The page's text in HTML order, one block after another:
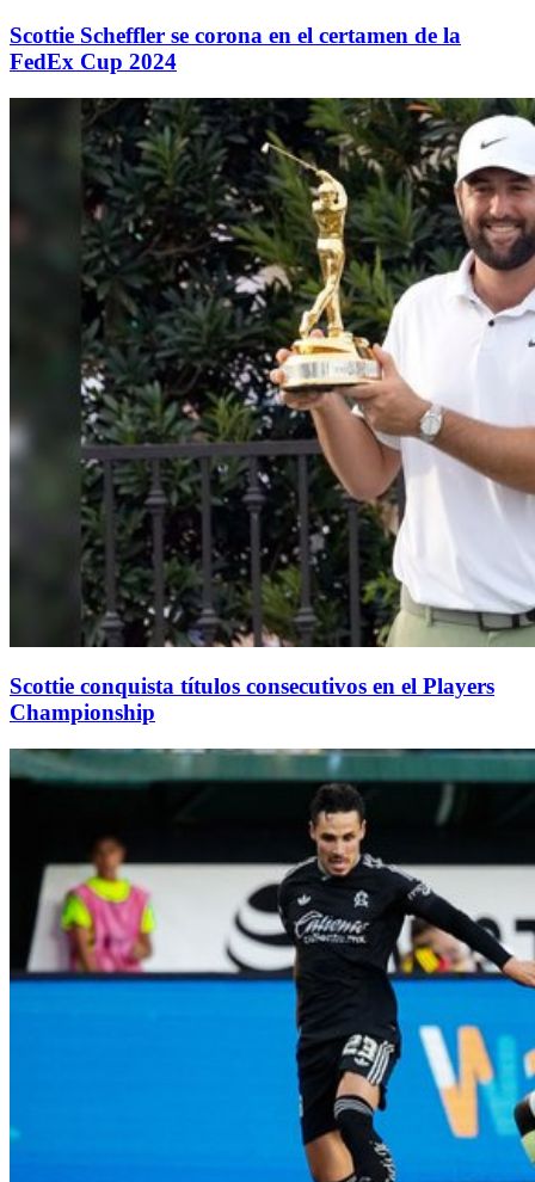
Scottie Scheffler se corona en el certamen de la
FedEx Cup 2024
Scottie conquista títulos consecutivos en el Players
Championship